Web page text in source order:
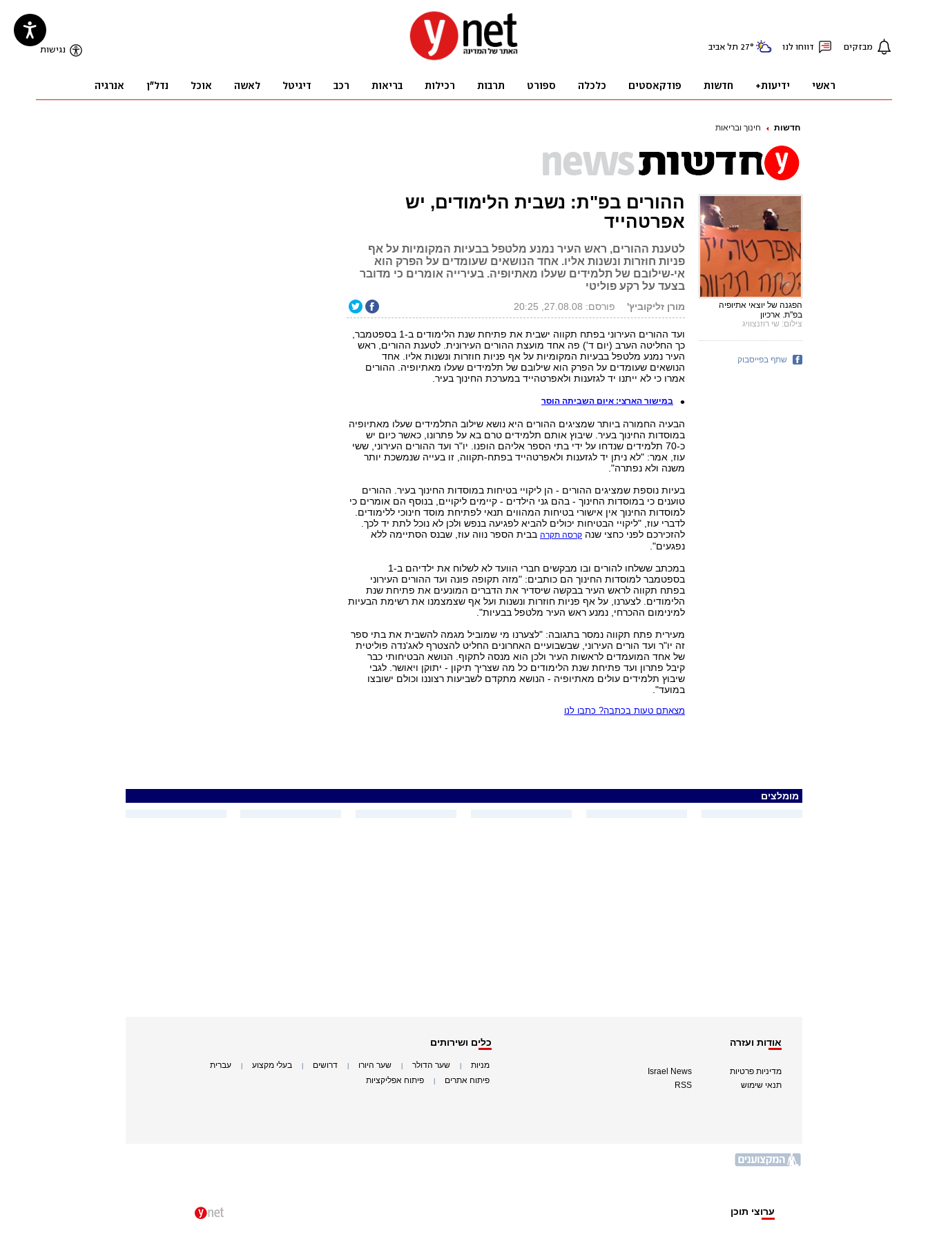
חדשות חינוך ובריאות
ההורים בפ"ת: נשבית הלימודים, יש
אפרטהייד
לטענת ההורים, ראש העיר נמנע מלטפל בבעיות המקומיות על אף
פניות חוזרות ונשנות אליו. אחד הנושאים שעומדים על הפרק הוא
אי-שילובם של תלמידים שעלו מאתיופיה. בעירייה אומרים כי מדובר
בצעד על רקע פוליטי
מורן זליקוביץ' פורסם: 27.08.08, 20:25
ועד ההורים העירוני בפתח תקווה ישבית את פתיחת שנת הלימודים ב-1 בספטמבר,
כך החליטה הערב (יום ד') פה אחד מועצת ההורים העירונית. לטענת ההורים, ראש
העיר נמנע מלטפל בבעיות המקומיות על אף פניות חוזרות ונשנות אליו. אחד
הנושאים שעומדים על הפרק הוא שילובם של תלמידים שעלו מאתיופיה. ההורים
אמרו כי לא ייתנו יד לגזענות ולאפרטהייד במערכת החינוך בעיר.
במישור הארצי: איום השביתה הוסר
הבעיה החמורה ביותר שמציגים ההורים היא נושא שילוב התלמידים שעלו מאתיופיה
במוסדות החינוך בעיר. שיבוץ אותם תלמידים טרם בא על פתרונו, כאשר כיום יש
כ-70 תלמידים שנדחו על ידי בתי הספר אליהם הופנו. יו"ר ועד ההורים העירוני, ששי
עוז, אמר: "לא ניתן יד לגזענות ולאפרטהייד בפתח-תקווה, זו בעייה שנמשכת יותר
משנה ולא נפתרה".
בעיות נוספת שמציגים ההורים - הן ליקויי בטיחות במוסדות החינוך בעיר. ההורים
טוענים כי במוסדות החינוך - בהם גני הילדים - קיימים ליקויים, בנוסף הם אומרים כי
למוסדות החינוך אין אישורי בטיחות המהווים תנאי לפתיחת מוסד חינוכי ללימודים.
לדברי עוז, "ליקויי הבטיחות יכולים להביא לפגיעה בנפש ולכן לא נוכל לתת יד לכך.
להזכירכם לפני כחצי שנה קרסה תקרהבבית הספר נווה עוז, שבנס הסתיימה ללא
נפגעים".
במכתב ששלחו להורים ובו מבקשים חברי הוועד לא לשלוח את ילדיהם ב-1
בספטמבר למוסדות החינוך הם כותבים: "מזה תקופה פונה ועד ההורים העירוני
בפתח תקווה לראש העיר בבקשה שיסדיר את הדברים המונעים את פתיחת שנת
הלימודים. לצערנו, על אף פניות חוזרות ונשנות ועל אף שצמצמנו את רשימת הבעיות
למינימום ההכרחי, נמנע ראש העיר מלטפל בבעיות".
מעירית פתח תקווה נמסר בתגובה: "לצערנו מי שמוביל מגמה להשבית את בתי ספר
זה יו"ר ועד הורים העירוני, שבשבועיים האחרונים החליט להצטרף לאג'נדה פוליטית
של אחד המועמדים לראשות העיר ולכן הוא מנסה לתקוף. הנושא הבטיחותי כבר
קיבל פתרון ועד פתיחת שנת הלימודים כל מה שצריך תיקון - יתוקן ויאושר. לגבי
שיבוץ תלמידים עולים מאתיופיה - הנושא מתקדם לשביעות רצוננו וכולם ישובצו
במועד".
מצאתם טעות בכתבה? כתבו לנו
הפגנה של יוצאי אתיופיה
בפ"ת. ארכיון
צילום: שי רוזנצוויג
שתף בפייסבוק
מומלצים
אודות ועזרה
מדיניות פרטיות
תנאי שימוש
Israel News
RSS
כלים ושירותים
מניות שער הדולר שער היורו דרושים בעלי מקצוע עברית
פיתוח אתרים פיתוח אפליקציות
ערוצי תוכן